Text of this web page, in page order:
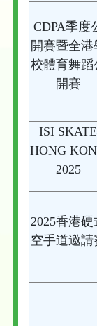
CDPA季度
開賽暨全港
校體育舞蹈
開賽
ISI SKATE
HONG
2025
2025香港硬
空手道邀請